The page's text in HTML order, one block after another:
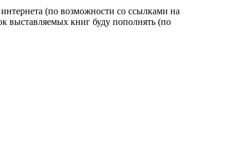
(по возможности со ссылками на
выставляемых книг буду пополнять (по